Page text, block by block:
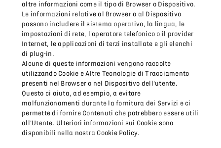
altre informazioni come il tipo di Browser o Dispositivo.
Le informazioni relative al Browser o al Dispositivo
possono includere il sistema operativo, la lingua, le
impostazioni di rete, l'operatore telefonico o il provider
Internet, le applicazioni di terzi installate e gli elenchi
di plug-in.
Alcune di queste informazioni vengono raccolte
utilizzando Cookie e Altre Tecnologie di Tracciamento
presenti nel Browser o nel Dispositivo dell'utente.
Questo ci aiuta, ad esempio, a evitare
malfunzionamenti durante la fornitura dei Servizi e ci
permette di fornire Contenuti che potrebbero essere utili
all’Utente. Ulteriori informazioni sui Cookie sono
disponibili nella nostra Cookie Policy.